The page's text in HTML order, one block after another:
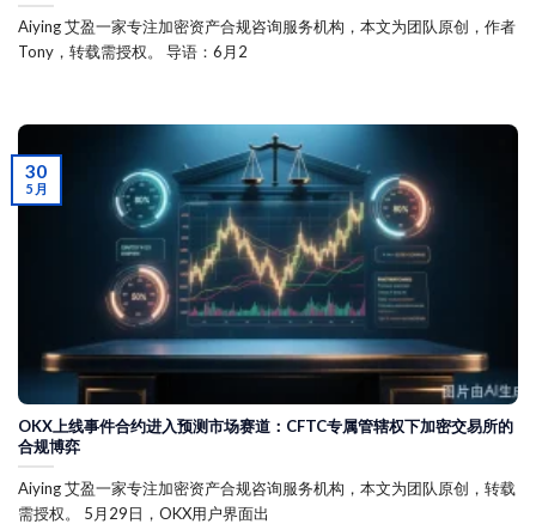
Aiying 艾盈一家专注加密资产合规咨询服务机构，本文为团队原创，作者
Tony，转载需授权。 导语：6月2
OKX上线事件合约进入预测市场赛道：CFTC专属管辖权下加密交易所的
合规博弈
Aiying 艾盈一家专注加密资产合规咨询服务机构，本文为团队原创，转载
需授权。 5月29日，OKX用户界面出
30
5 月